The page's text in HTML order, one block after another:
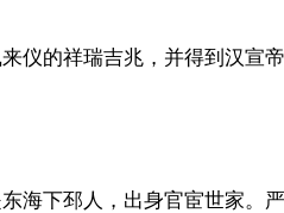
仪的祥瑞吉兆，并得到汉宣帝
海下邳人，出身官宦世家。